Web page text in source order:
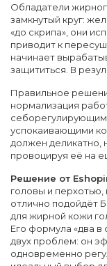
Обладатели
замкнутый круг:
«до скрипа», они
приводит к
начинает
защититься. В
Правильное
нормализация
успокаивающими
должен деликатно,
провоцируя её на
Решение от
головы и
отлично подойдёт
для жирной кожи
Его формула «два
двух проблем: он
одновременно